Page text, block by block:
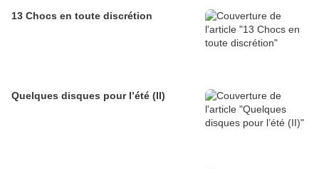
13 Chocs en toute discrétion
Quelques disques pour l’été (II)